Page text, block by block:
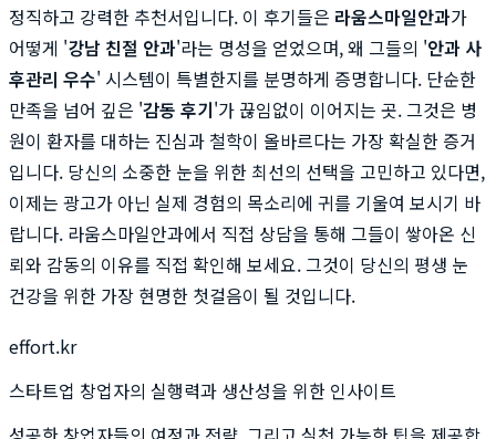
정직하고 강력한 추천서입니다. 이 후기들은 라움스마일안과가
어떻게 '강남 친절 안과'라는 명성을 얻었으며, 왜 그들의 '안과 사
후관리 우수' 시스템이 특별한지를 분명하게 증명합니다. 단순한
만족을 넘어 깊은 '감동 후기'가 끊임없이 이어지는 곳. 그것은 병
원이 환자를 대하는 진심과 철학이 올바르다는 가장 확실한 증거
입니다. 당신의 소중한 눈을 위한 최선의 선택을 고민하고 있다면,
이제는 광고가 아닌 실제 경험의 목소리에 귀를 기울여 보시기 바
랍니다. 라움스마일안과에서 직접 상담을 통해 그들이 쌓아온 신
뢰와 감동의 이유를 직접 확인해 보세요. 그것이 당신의 평생 눈
건강을 위한 가장 현명한 첫걸음이 될 것입니다.
effort.kr
스타트업 창업자의 실행력과 생산성을 위한 인사이트